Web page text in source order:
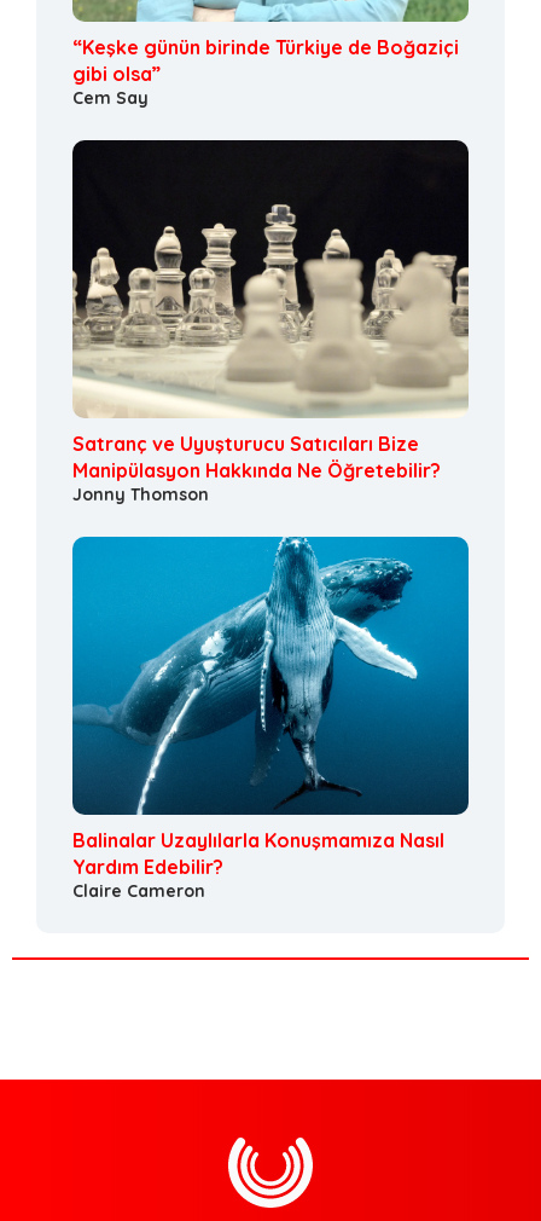
“Keşke günün birinde Türkiye de Boğaziçi
gibi olsa”
Cem Say
Satranç ve Uyuşturucu Satıcıları Bize
Manipülasyon Hakkında Ne Öğretebilir?
Jonny Thomson
Balinalar Uzaylılarla Konuşmamıza Nasıl
Yardım Edebilir?
Claire Cameron